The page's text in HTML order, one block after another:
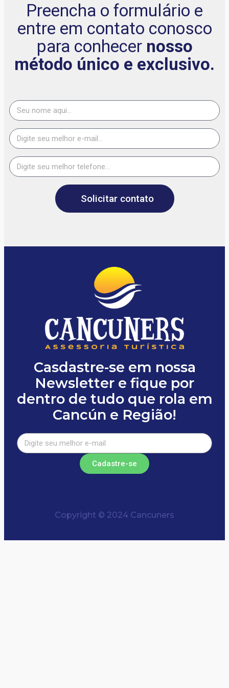
Preencha o formulário e
entre em contato conosco
para conhecer nosso
método único e exclusivo.
Solicitar contato
Casdastre-se em nossa
Newsletter e fique por
dentro de tudo que rola em
Cancún e Região!
Cadastre-se
Copyright © 2024 Cancuners